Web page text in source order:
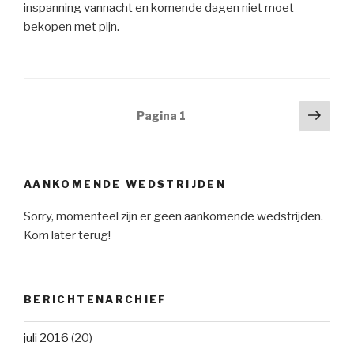
inspanning vannacht en komende dagen niet moet
bekopen met pijn.
BerichtnavigatiePagina 1
AANKOMENDE WEDSTRIJDEN
Sorry, momenteel zijn er geen aankomende wedstrijden.
Kom later terug!
BERICHTENARCHIEF
juli 2016 (20)